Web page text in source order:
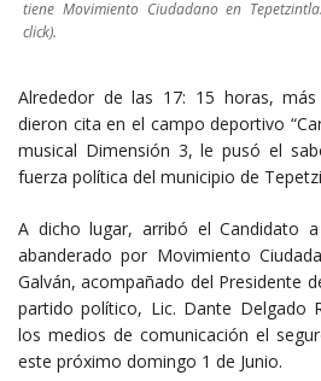
tiene Movimiento Ciudadano en
click).
Alrededor de las 17: 15 horas,
dieron cita en el campo deportivo
musical Dimensión 3, le pusó el
fuerza política del municipio de
A dicho lugar, arribó el Candidato
abanderado por Movimiento
Galván, acompañado del Presidente
partido político, Lic. Dante Delgado
los medios de comunicación el
este próximo domingo 1 de Junio.